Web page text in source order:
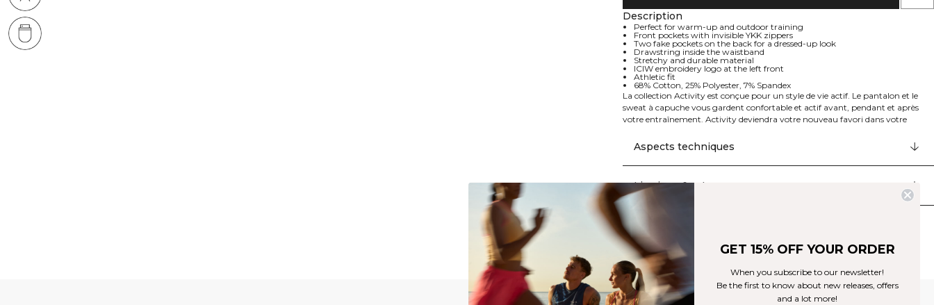
Description
Perfect for warm-up and outdoor training
Front pockets with invisible YKK zippers
Two fake pockets on the back for a dressed-up look
Drawstring inside the waistband
Stretchy and durable material
ICIW embroidery logo at the left front
Athletic fit
68% Cotton, 25% Polyester, 7% Spandex
La collection Activity est conçue pour un style de vie actif. Le pantalon et le
sweat à capuche vous gardent confortable et actif avant, pendant et après
votre entraînement. Activity deviendra votre nouveau favori dans votre
Poches avant avec fermetures éclair YKK invisibles. Deux fausses poches à
l'arrière pour un look habillé. Cordon de serrage à l'intérieur de la ceinture.
Matériau extensible et durable. Logo ICIW brodé à l'avant gauche. Coupe
Aspects techniques
Livraison & retours
Produits similaires
GET 15% OFF YOUR ORDER
When you subscribe to our newsletter!
Be the first to know about new releases, offers
and a lot more!